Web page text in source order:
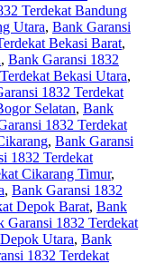
Terdekat Bandung
Utara, Bank Garansi
Bekasi Barat,
, Bank Garansi 1832
Bekasi Utara,
1832 Terdekat
Selatan, Bank
1832 Terdekat
, Bank Garansi
1832 Terdekat
Cikarang Timur,
, Bank Garansi 1832
Depok Barat, Bank
Garansi 1832 Terdekat
Utara, Bank
1832 Terdekat